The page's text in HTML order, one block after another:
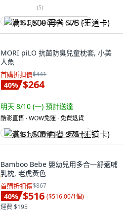
(5)
满 $1,500 再省 $75 (王道卡)
MORI piLO 抗菌防臭兒童枕套, 小美
人魚
首購折扣價$441
40% $264
明天 8/10 (一) 預計送達
酷澎直售 ∙ WOW免運 ∙ 免費退貨
满 $1,500 再省 $75 (王道卡)
Bamboo Bebe 嬰幼兒用多合一舒適哺
乳枕, 老虎黃色
首購折扣價$867
40% $516 ($516.00/1個)
運費 $195